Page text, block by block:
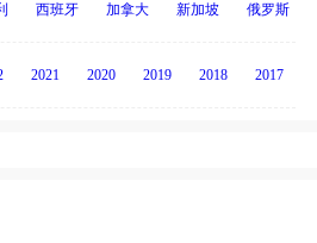
西班牙 加拿大 新加坡 俄罗斯
2021 2020 2019 2018 2017